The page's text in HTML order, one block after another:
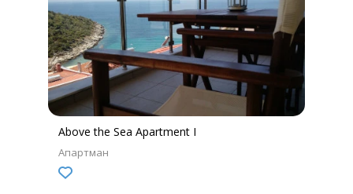
Above the Sea Apartment I
Апартман